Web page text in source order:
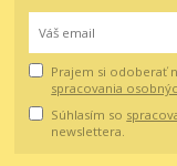
Prajem si odoberať
spracovania
Súhlasím so
newslettera.